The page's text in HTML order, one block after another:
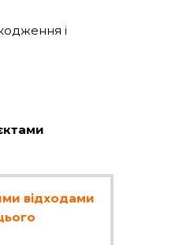
і
відходами